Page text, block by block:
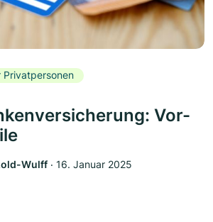
Privatpersonen
Vor-
Wulff ‧ 16. Januar 2025